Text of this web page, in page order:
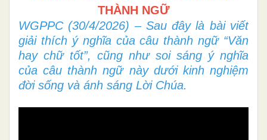
THÀNH NGỮ
WGPPC (30/4/2026) – Sau đây là bài viết
giải thích ý nghĩa của câu thành ngữ “Văn
hay chữ tốt”, cũng như soi sáng ý nghĩa
của câu thành ngữ này dưới kinh nghiệm
đời sống và ánh sáng Lời Chúa.